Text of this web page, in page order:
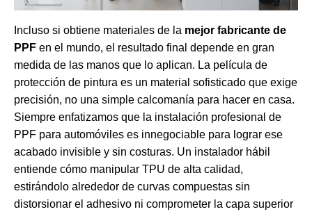
Incluso si obtiene materiales de la mejor fabricante de
PPF en el mundo, el resultado final depende en gran
medida de las manos que lo aplican. La película de
protección de pintura es un material sofisticado que exige
precisión, no una simple calcomanía para hacer en casa.
Siempre enfatizamos que la instalación profesional de
PPF para automóviles es innegociable para lograr ese
acabado invisible y sin costuras. Un instalador hábil
entiende cómo manipular TPU de alta calidad,
estirándolo alrededor de curvas compuestas sin
distorsionar el adhesivo ni comprometer la capa superior